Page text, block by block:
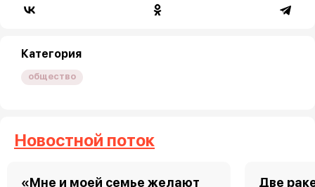
Категория
общество
Новостной поток
«Мне и моей семье желают
Две